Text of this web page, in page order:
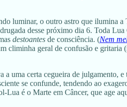
luminar, o outro astro que ilumina a
desse próximo dia 6. Toda
destoantes de consciência. (Nem
climinha geral de confusão e
uma certa cegueira de julgamento, e
se confunde, tendendo ao
é o Marte em Câncer, que age